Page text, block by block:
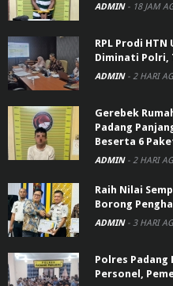
ADMIN - 18 JAM
RPL Prodi
Diminati Polri,
ADMIN - 2 HARI
Gerebek
Padang
Beserta 6
ADMIN - 2 HARI
Raih Nilai
Borong
ADMIN - 3 HARI
Polres Padang
Personel,